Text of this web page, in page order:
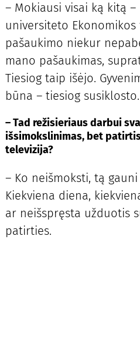
– Mokiausi visai ką kitą
universiteto
pašaukimo niekur
mano pašaukimas,
Tiesiog taip išėjo.
būna – tiesiog susiklosto.
– Tad režisieriaus darbui
išsimokslinimas, bet
televizija?
– Ko neišmoksti, tą
Kiekviena diena,
ar neišspręsta užduotis
patirties.